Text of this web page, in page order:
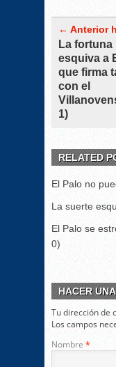
← Anterior
La fortuna
esquiva a
que firma
con el
1)
RELATED
El Palo no
La suerte
El Palo se
0)
HACER
Tu dirección de
Los campos
Nombre *